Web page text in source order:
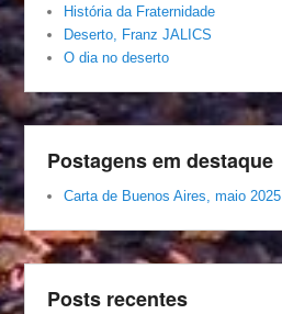
História da Fraternidade
Deserto, Franz JALICS
O dia no deserto
Postagens em destaque
Carta de Buenos Aires, maio 2025
Posts recentes